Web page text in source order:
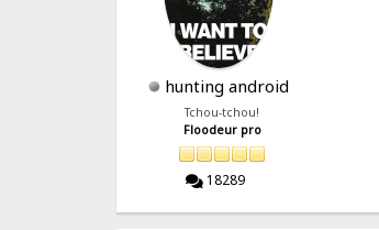
hunting android
Tchou-tchou!
Floodeur pro
18289